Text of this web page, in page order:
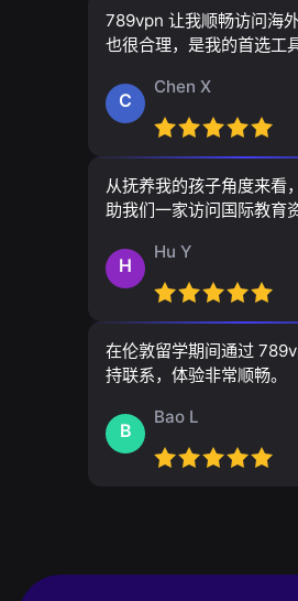
789vpn 让我顺畅访问海
也很合理，是我的首选工具
C
Chen X
从抚养我的孩子角度来看
助我们一家访问国际教育
H
Hu Y
在伦敦留学期间通过
持联系，体验非常顺畅。
B
Bao L